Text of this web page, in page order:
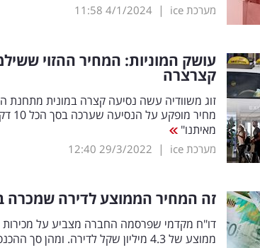
מערכת ice |
4/1/2024
11:58
עושק המוניות: המחיר ההזוי
קצרצרה
זוג משוודיה עשה נסיעה קצרה במונית מתחנת
מאיתנו"
מערכת ice |
29/3/2022
12:40
זה המחיר הממוצע לדירה
ממוצע של 4.3 מיליון שקל לדירה. ומהן סך ההכנסות?